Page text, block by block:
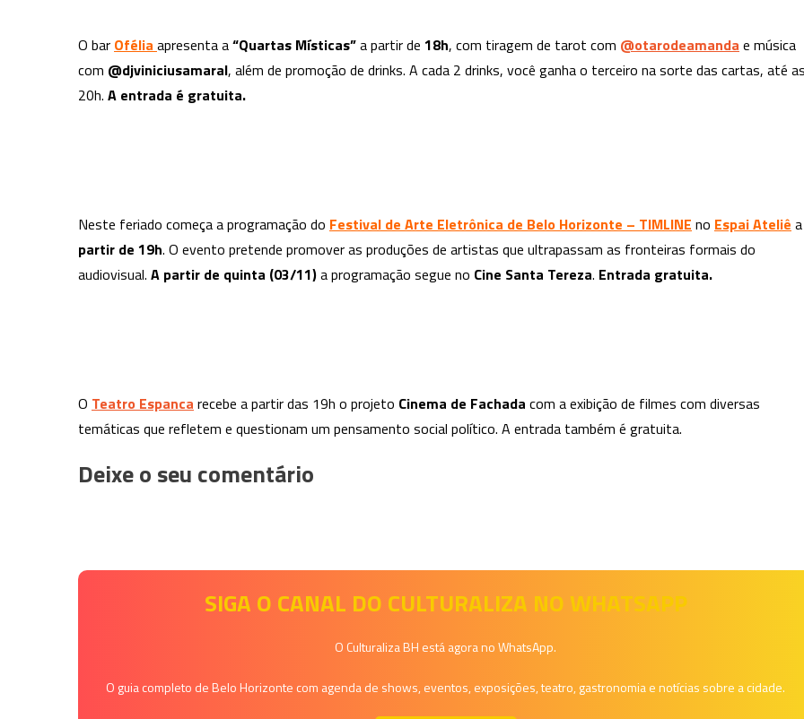
O bar Ofélia apresenta a“Quartas Místicas”a partir de 18h, com tiragem de tarot com @otarodeamanda e música
com @djviniciusamaral, além de promoção de drinks. A cada 2 drinks, você ganha o terceiro na sorte das cartas, até
20h. A entrada é gratuita.
Neste feriado começa a programação do Festival de Arte Eletrônica de Belo Horizonte – TIMLINE no Espai Ateliê a
partir de 19h. O evento pretende promover as produções de artistas que ultrapassam as fronteiras formais do
audiovisual. A partir de quinta (03/11)a programação segue no Cine Santa Tereza. Entrada gratuita.
O Teatro Espanca recebe a partir das 19h o projeto Cinema de Fachada com a exibição de filmes com diversas
temáticas que refletem e questionam um pensamento social político. A entrada também é gratuita.
Deixe o seu comentário
SIGA O CANAL DO CULTURALIZA NO WHATSAPP
O Culturaliza BH está agora no WhatsApp.
O guia completo de Belo Horizonte com agenda de shows, eventos, exposições, teatro, gastronomia e notícias sobre a cidade.